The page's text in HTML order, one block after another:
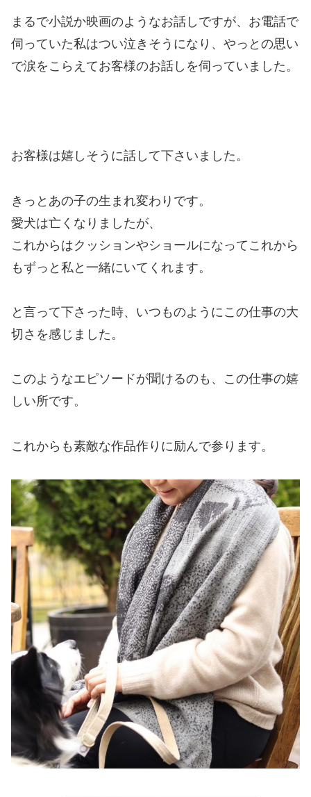
まるで小説か映画のようなお話しですが、お電話で
伺っていた私はつい泣きそうになり、やっとの思い
で涙をこらえてお客様のお話しを伺っていました。
お客様は嬉しそうに話して下さいました。
きっとあの子の生まれ変わりです。
愛犬は亡くなりましたが、
これからはクッションやショールになってこれから
もずっと私と一緒にいてくれます。
と言って下さった時、いつものようにこの仕事の大
切さを感じました。
このようなエピソードが聞けるのも、この仕事の嬉
しい所です。
これからも素敵な作品作りに励んで参ります。